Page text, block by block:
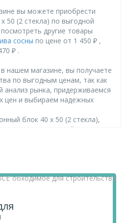
вы можете приобрести
50 (2 стекла) по выгодной
другие товары
сосны по цене от 1 450 ₽ ,
₽ .
нашем магазине, вы получаете
по выгодным ценам, так как
рынка, придерживаемся
цен и выбираем надежных
блок 40 х 50 (2 стекла),
и оформите свой заказ.